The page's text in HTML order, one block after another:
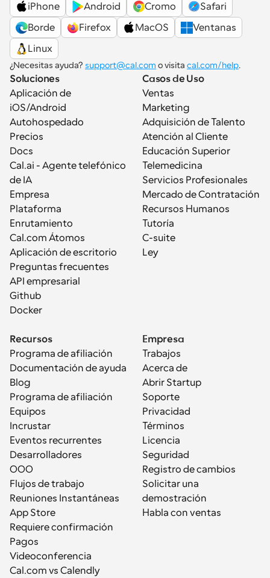
iPhone
Android Cromo
Safari
Borde
Firefox MacOS
Ventanas
Linux
¿Necesitas ayuda? support@cal.com o visita cal.com/help.
Soluciones
Aplicación de
iOS/Android
Autohospedado
Precios
Docs
Cal.ai - Agente telefónico
de IA
Empresa
Plataforma
Enrutamiento
Cal.com Átomos
Aplicación de escritorio
Preguntas frecuentes
API empresarial
Github
Docker
Casos de Uso
Ventas
Marketing
Adquisición de Talento
Atención al Cliente
Educación Superior
Telemedicina
Servicios Profesionales
Mercado de Contratación
Recursos Humanos
Tutoría
C-suite
Ley
Recursos
Programa de afiliación
Documentación de ayuda
Blog
Programa de afiliación
Equipos
Incrustar
Eventos recurrentes
Desarrolladores
OOO
Flujos de trabajo
Reuniones Instantáneas
App Store
Requiere confirmación
Pagos
Videoconferencia
Cal.com vs Calendly
Empresa
Trabajos
Acerca de
Abrir Startup
Soporte
Privacidad
Términos
Licencia
Seguridad
Registro de cambios
Solicitar una
demostración
Habla con ventas